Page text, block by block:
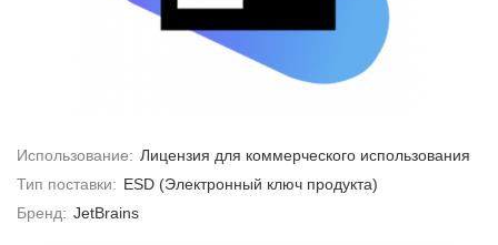
Использование: Лицензия для коммерческого использования
Тип поставки: ESD (Электронный ключ продукта)
Бренд: JetBrains